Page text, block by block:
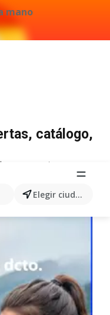
mano
Elegir ciudad
catálogo,
para este